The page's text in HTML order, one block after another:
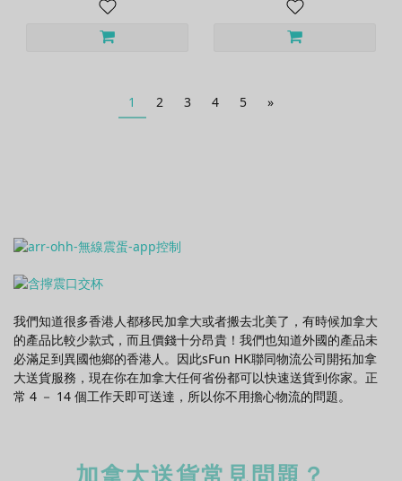
1 2 3 4 5 »
我們知道很多香港人都移民加拿大或者搬去北美了，有時候加拿大
的產品比較少款式，而且價錢十分昂貴！我們也知道外國的產品未
必滿足到異國他鄉的香港人。因此sFun HK聯同物流公司開拓加拿
大送貨服務，現在你在加拿大任何省份都可以快速送貨到你家。正
常 4 － 14 個工作天即可送達，所以你不用擔心物流的問題。